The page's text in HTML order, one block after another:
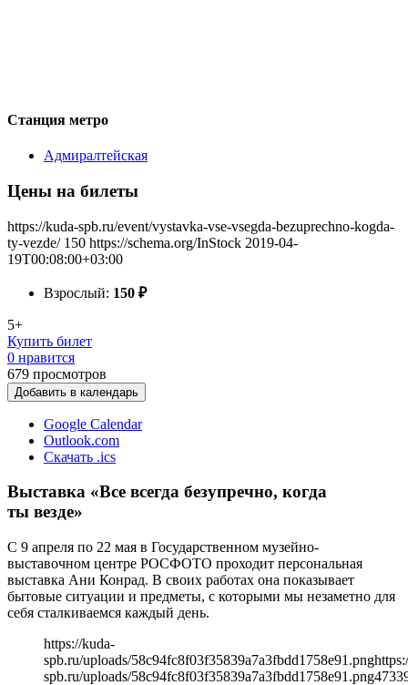
Станция метро
Адмиралтейская
Цены на билеты
https://kuda-spb.ru/event/vystavka-vse-vsegda-bezuprechno-kogda-
ty-vezde/ 150 https://schema.org/InStock 2019-04-
19T00:08:00+03:00
Взрослый: 150 ₽
5+
Купить билет
0 нравится
679 просмотров
Добавить в календарь
Google Calendar
Outlook.com
Скачать .ics
Выставка «Все всегда безупречно, когда
ты везде»
С 9 апреля по 22 мая в Государственном музейно-
выставочном центре РОСФОТО проходит персональная
выставка Ани Конрад. В своих работах она показывает
бытовые ситуации и предметы, с которыми мы незаметно для
себя сталкиваемся каждый день.
https://kuda-
spb.ru/uploads/58c94fc8f03f35839a7a3fbdd1758e91.png
spb.ru/uploads/58c94fc8f03f35839a7a3fbdd1758e91.png473